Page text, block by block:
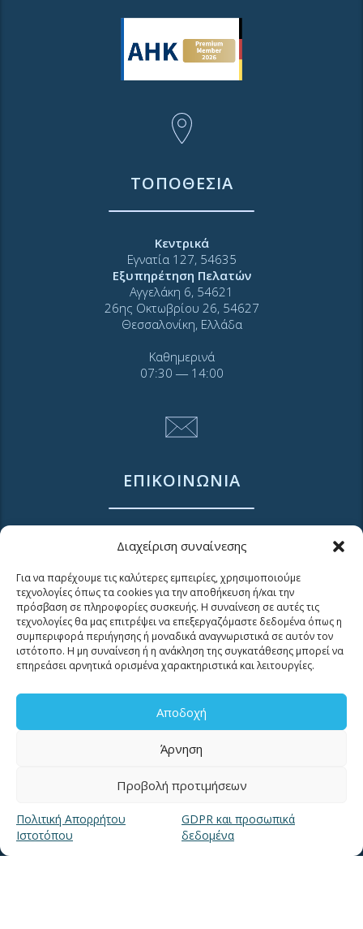
Διαχείριση συναίνεσης
Για να παρέχουμε τις καλύτερες εμπειρίες, χρησιμοποιούμε
τεχνολογίες όπως τα cookies για την αποθήκευση ή/και την
πρόσβαση σε πληροφορίες συσκευής. Η συναίνεση σε αυτές τις
τεχνολογίες θα μας επιτρέψει να επεξεργαζόμαστε δεδομένα όπως η
συμπεριφορά περιήγησης ή μοναδικά αναγνωριστικά σε αυτόν τον
ιστότοπο. Η μη συναίνεση ή η ανάκληση της συγκατάθεσης μπορεί να
επηρεάσει αρνητικά ορισμένα χαρακτηριστικά και λειτουργίες.
Αποδοχή
Άρνηση
Προβολή προτιμήσεων
Πολιτική Απορρήτου
Ιστοτόπου
GDPR και προσωπικά
δεδομένα
ΤΟΠΟΘΕΣΙΑ
Κεντρικά
Εγνατία 127, 54635
Εξυπηρέτηση Πελατών
Αγγελάκη 6, 54621
26ης Οκτωβρίου 26, 54627
Θεσσαλονίκη, Ελλάδα
Καθημερινά
07:30 ― 14:00
ΕΠΙΚΟΙΝΩΝΙΑ
Τηλ. 2310 966600
Φαξ. 2310 969400
για βλάβες καλέστε
11124
Επικοινωνία για καταναλωτές
Επικοινωνία Συνεργατών και Τρίτων Φορέων
ΧΡΗΣΙΜΑ LINKS
Νέα